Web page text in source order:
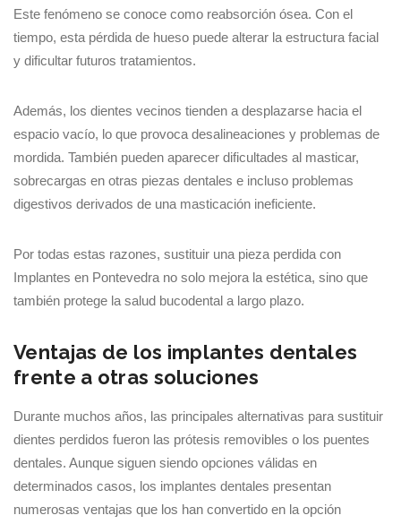
Este fenómeno se conoce como reabsorción ósea. Con el
tiempo, esta pérdida de hueso puede alterar la estructura facial
y dificultar futuros tratamientos.
Además, los dientes vecinos tienden a desplazarse hacia el
espacio vacío, lo que provoca desalineaciones y problemas de
mordida. También pueden aparecer dificultades al masticar,
sobrecargas en otras piezas dentales e incluso problemas
digestivos derivados de una masticación ineficiente.
Por todas estas razones, sustituir una pieza perdida con
Implantes en Pontevedra no solo mejora la estética, sino que
también protege la salud bucodental a largo plazo.
Ventajas de los implantes dentales
frente a otras soluciones
Durante muchos años, las principales alternativas para sustituir
dientes perdidos fueron las prótesis removibles o los puentes
dentales. Aunque siguen siendo opciones válidas en
determinados casos, los implantes dentales presentan
numerosas ventajas que los han convertido en la opción